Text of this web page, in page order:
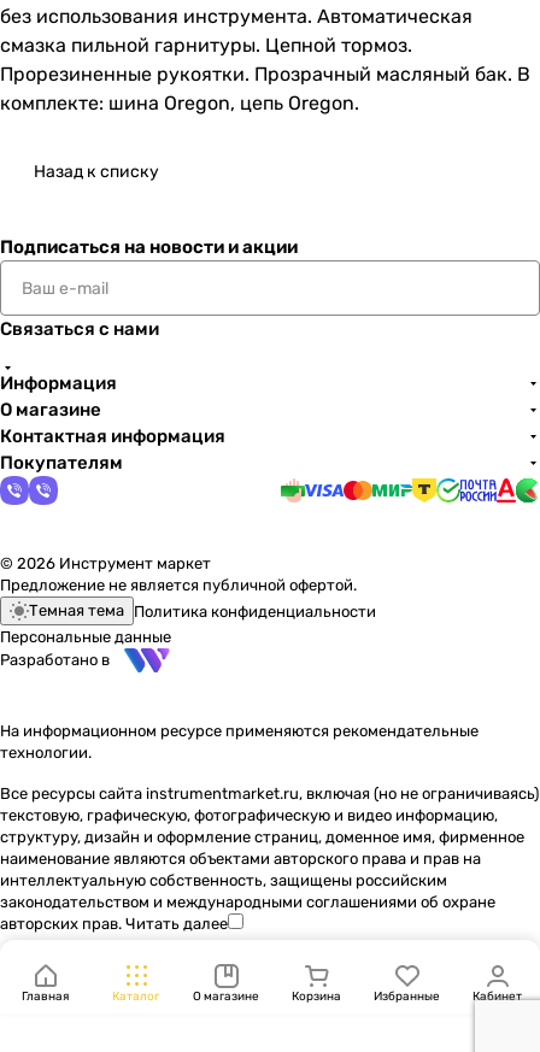
без использования инструмента. Автоматическая
смазка пильной гарнитуры. Цепной тормоз.
Прорезиненные рукоятки. Прозрачный масляный бак. В
комплекте: шина Oregon, цепь Oregon.
Назад к списку
Подписаться на новости и акции
Связаться с нами
Информация
О магазине
Контактная информация
Покупателям
© 2026 Инструмент маркет
Предложение не является публичной офертой.
Темная тема Политика конфиденциальности
Персональные данные
Разработано в
На информационном ресурсе применяются рекомендательные
технологии.
Все ресурсы сайта instrumentmarket.ru, включая (но не ограничиваясь)
текстовую, графическую, фотографическую и видео информацию,
структуру, дизайн и оформление страниц, доменное имя, фирменное
наименование являются объектами авторского права и прав на
интеллектуальную собственность, защищены российским
законодательством и международными соглашениями об охране
авторских прав. Читать далее
Главная Каталог О магазине Корзина Избранные Кабинет